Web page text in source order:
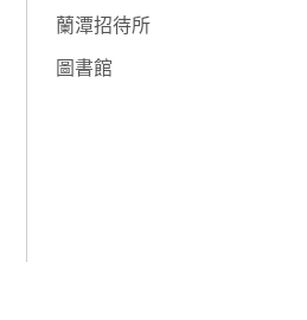
蘭潭招待所
圖書館